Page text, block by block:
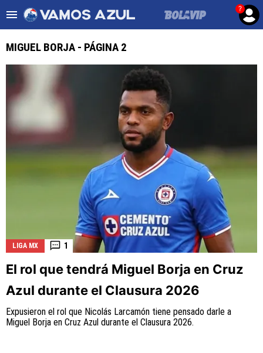
?
Noticias Cruz Azul HOY
ULTIMAS NOTICIAS
LEAGUES CUP
LIGA MX
FUERZAS BÁSICAS
MERCADO DE FICHAJES
QUIENES SOMOS | STAFF | CONTACTO
MIGUEL BORJA - PÁGINA 2
LIGA MX 1
El rol que tendrá Miguel Borja en Cruz
Azul durante el Clausura 2026
Expusieron el rol que Nicolás Larcamón tiene pensado darle a
Miguel Borja en Cruz Azul durante el Clausura 2026.